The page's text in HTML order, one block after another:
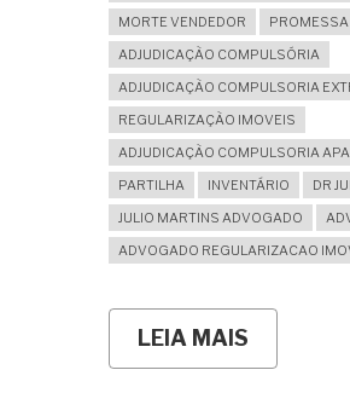
MORTE VENDEDOR
ADJUDICAÇÃO COMPULSÓRIA
ADJUDICAÇÃO COMPULSORIA
REGULARIZAÇÃO IMOVEIS
ADJUDICAÇÃO COMPULSORIA
PARTILHA
INVENTÁRIO
DR
JULIO MARTINS ADVOGADO
ADVOGADO REGULARIZACAO
LEIA MAIS